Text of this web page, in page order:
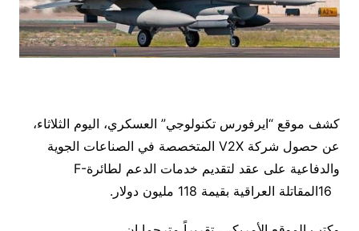
كشف موقع “ايرفورس تكنولوجي” العسكري، اليوم الثلاثاء،
عن حصول شركة V2X المتخصصة في الصناعات الجوية
والدفاعية على عقد لتقديم خدمات الدعم لطائرةF-
16المقاتلة العراقية بقيمة 118 مليون دولار .